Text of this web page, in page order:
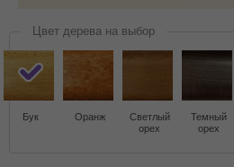
Цвет дерева на выбор
Бук Оранж
Светлый
орех
Темный
орех